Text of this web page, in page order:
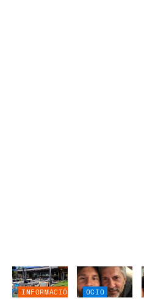
INFORMACIÓN
OCIO